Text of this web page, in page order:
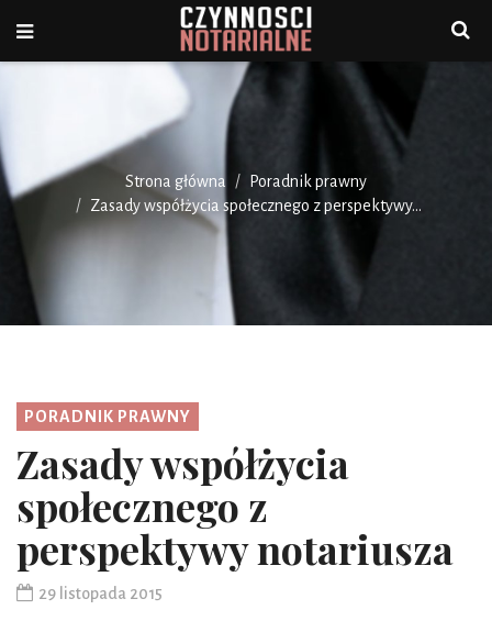
Strona główna
Poradnik prawny
Zasady współżycia społecznego z perspektywy...
PORADNIK PRAWNY
Zasady współżycia
społecznego z
perspektywy notariusza
29 listopada 2015